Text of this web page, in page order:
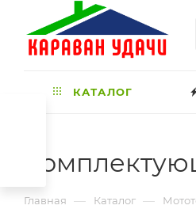
КАТАЛОГ
Главная — Каталог —